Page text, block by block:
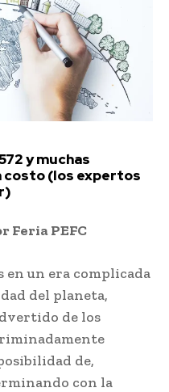
y muchas
costo (los expertos
Feria PEFC
en un era complicada
del planeta,
de los
de,
con la